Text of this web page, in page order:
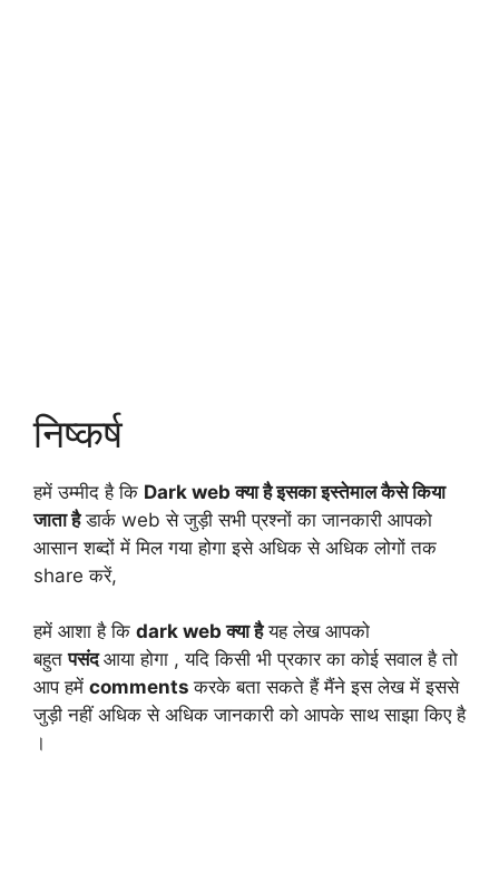
निष्कर्ष
हमें उम्मीद है कि Dark web क्या है इसका इस्तेमाल कैसे किया
जाता हैडार्क web से जुड़ी सभी प्रश्नों का जानकारी आपको
आसान शब्दों में मिल गया होगा इसे अधिक से अधिक लोगों तक
share करें,
हमें आशा है कि dark web क्या हैयह लेख आपको
बहुतपसंदआया होगा , यदि किसी भी प्रकार का कोई सवाल है तो
आप हमें commentsकरके बता सकते हैं मैंने इस लेख में इससे
जुड़ी नहीं अधिक से अधिक जानकारी को आपके साथ साझा किए है
।